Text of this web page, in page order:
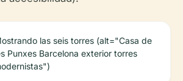
las seis torres (alt="Casa de
Punxes Barcelona exterior torres